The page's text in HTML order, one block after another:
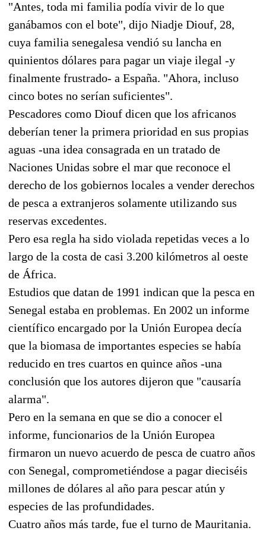
"Antes, toda mi familia podía vivir de lo que
ganábamos con el bote", dijo Niadje Diouf, 28,
cuya familia senegalesa vendió su lancha en
quinientos dólares para pagar un viaje ilegal -y
finalmente frustrado- a España. "Ahora, incluso
cinco botes no serían suficientes".
Pescadores como Diouf dicen que los africanos
deberían tener la primera prioridad en sus propias
aguas -una idea consagrada en un tratado de
Naciones Unidas sobre el mar que reconoce el
derecho de los gobiernos locales a vender derechos
de pesca a extranjeros solamente utilizando sus
reservas excedentes.
Pero esa regla ha sido violada repetidas veces a lo
largo de la costa de casi 3.200 kilómetros al oeste
de África.
Estudios que datan de 1991 indican que la pesca en
Senegal estaba en problemas. En 2002 un informe
científico encargado por la Unión Europea decía
que la biomasa de importantes especies se había
reducido en tres cuartos en quince años -una
conclusión que los autores dijeron que "causaría
alarma".
Pero en la semana en que se dio a conocer el
informe, funcionarios de la Unión Europea
firmaron un nuevo acuerdo de pesca de cuatro años
con Senegal, comprometiéndose a pagar dieciséis
millones de dólares al año para pescar atún y
especies de las profundidades.
Cuatro años más tarde, fue el turno de Mauritania.